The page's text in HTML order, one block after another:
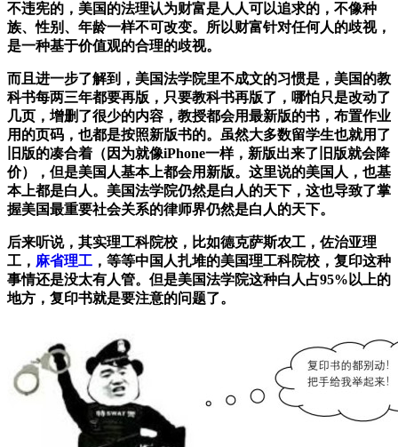
不违宪的，美国的法理认为财富是人人可以追求的，不像种
族、性别、年龄一样不可改变。所以财富针对任何人的歧视，
是一种基于价值观的合理的歧视。
而且进一步了解到，美国法学院里不成文的习惯是，美国的教
科书每两三年都要再版，只要教科书再版了，哪怕只是改动了
几页，增删了很少的内容，教授都会用最新版的书，布置作业
用的页码，也都是按照新版书的。虽然大多数留学生也就用了
旧版的凑合着（因为就像iPhone一样，新版出来了旧版就会降
价），但是美国人基本上都会用新版。这里说的美国人，也基
本上都是白人。美国法学院仍然是白人的天下，这也导致了掌
握美国最重要社会关系的律师界仍然是白人的天下。
后来听说，其实理工科院校，比如德克萨斯农工，佐治亚理
工， 麻省理工 ，等等中国人扎堆的美国理工科院校，复印这种
事情还是没太有人管。但是美国法学院这种白人占95%以上的
地方，复印书就是要注意的问题了。